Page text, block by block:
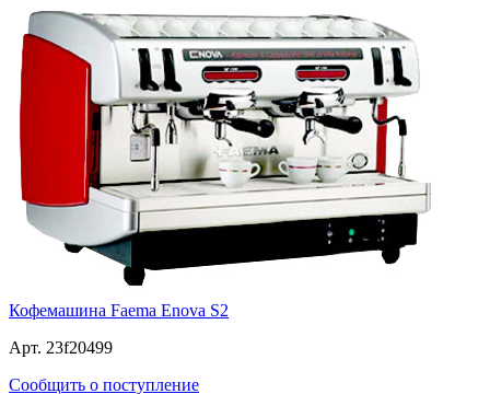
Кофемашина Faema Enova S2
Арт. 23f20499
Сообщить о поступление